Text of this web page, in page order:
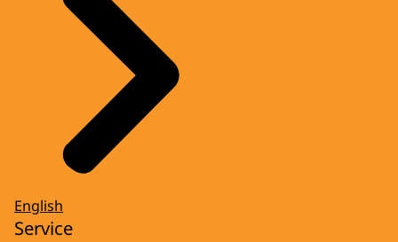
English
Service